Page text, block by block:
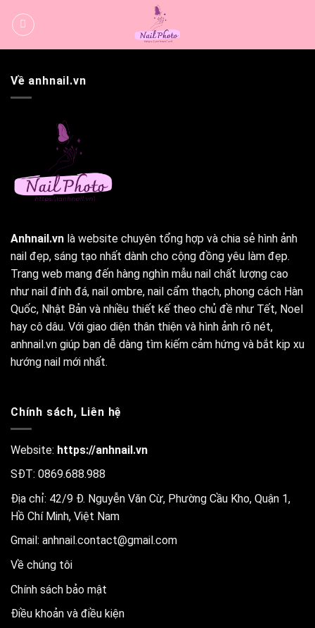
qua
Về anhnail.vn
Anhnail.vn là website chuyên tổng hợp và chia sẻ hình ảnh
nail đẹp, sáng tạo nhất dành cho cộng đồng yêu làm đẹp.
Trang web mang đến hàng nghìn mẫu nail chất lượng cao
như nail đính đá, nail ombre, nail cẩm thạch, phong cách Hàn
Quốc, Nhật Bản và nhiều thiết kế theo chủ đề như Tết, Noel
hay cô dâu. Với giao diện thân thiện và hình ảnh rõ nét,
anhnail.vn giúp bạn dễ dàng tìm kiếm cảm hứng và bắt kịp xu
hướng nail mới nhất.
Chính sách, Liên hệ
Website: https://anhnail.vn
SĐT: 0869.688.988
Địa chỉ: 42/9 Đ. Nguyễn Văn Cừ, Phường Cầu Kho, Quận 1,
Hồ Chí Minh, Việt Nam
Gmail: anhnail.contact@gmail.com
Về chúng tôi
Chính sách bảo mật
Điều khoản và điều kiện